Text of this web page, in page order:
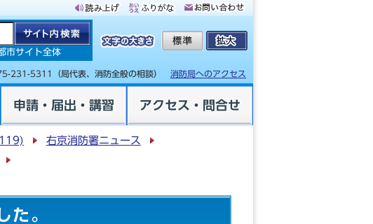
市サイト全体
231-5311 （局代表、消防全般の相談） 消防局へのアクセス
申請・届出・講習 アクセス・問合せ
右京消防署ニュース
た。